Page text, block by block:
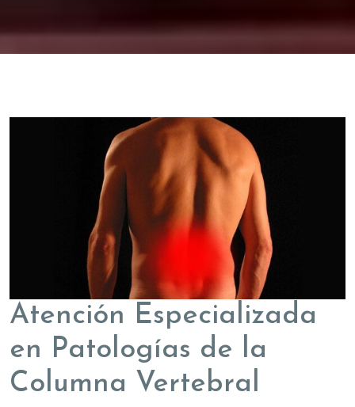
Atención Especializada
en Patologías de la
Columna Vertebral